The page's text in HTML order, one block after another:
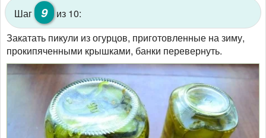
Шаг 9
из 10:
Закатать пикули из огурцов, приготовленные на зиму,
прокипяченными крышками, банки перевернуть.